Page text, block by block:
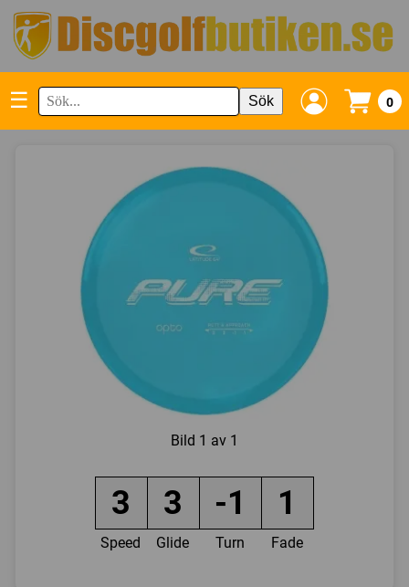
☰ Sök 0
Bild 1 av 1
3 3 -1 1
Speed Glide Turn Fade